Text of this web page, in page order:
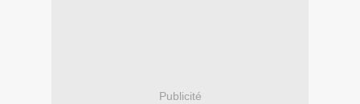
Publicité